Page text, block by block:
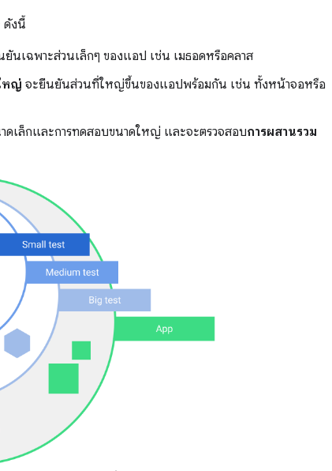
ดังนี้
ยันเฉพาะส่วนเล็กๆ ของแอป เช่น เมธอดหรือคลาส
หญ่ จะยืนยันส่วนที่ใหญ่ขึ้นของแอปพร้อมกัน เช่น ทั้งหน้าจอหรือ
ดเล็กและการทดสอบขนาดใหญ่ และจะตรวจสอบการผสานรวม